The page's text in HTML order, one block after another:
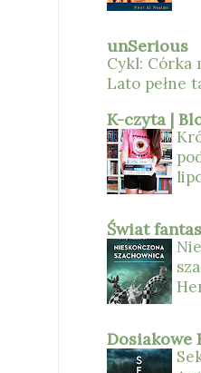
unSerious
Cykl: Córka
Lato pełne
K-czyta |
Świat
Dosiakowe